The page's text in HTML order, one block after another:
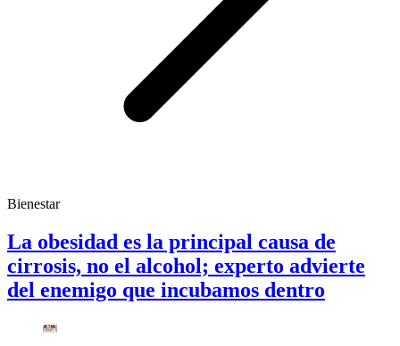
Bienestar
La obesidad es la principal causa de
cirrosis, no el alcohol; experto advierte
del enemigo que incubamos dentro